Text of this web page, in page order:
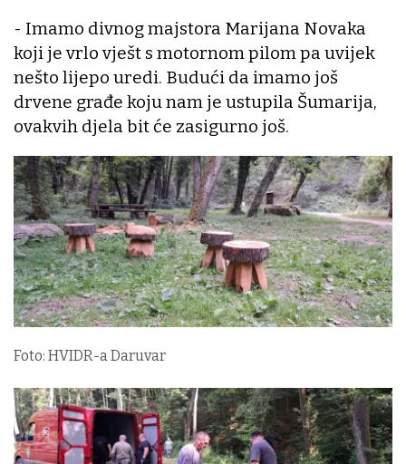
- Imamo divnog majstora Marijana Novaka
koji je vrlo vješt s motornom pilom pa uvijek
nešto lijepo uredi. Budući da imamo još
drvene građe koju nam je ustupila Šumarija,
ovakvih djela bit će zasigurno još.
Foto: HVIDR-a Daruvar